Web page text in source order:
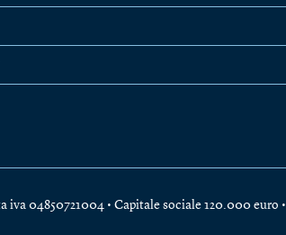
04850721004 • Capitale sociale 120.000 euro •